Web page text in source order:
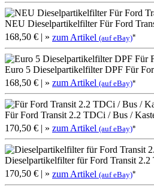
NEU Dieselpartikelfilter Für Ford
168,50 € | » zum Artikel (auf eBay)*
Euro 5 Dieselpartikelfilter DPF Für
168,50 € | » zum Artikel (auf eBay)*
Für Ford Transit 2.2 TDCi / Bus /
170,50 € | » zum Artikel (auf eBay)*
Dieselpartikelfilter für Ford Transit
170,50 € | » zum Artikel (auf eBay)*